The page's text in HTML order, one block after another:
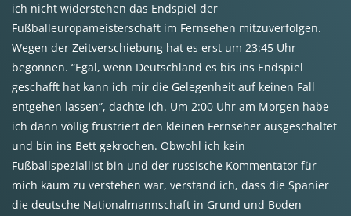
ich nicht widerstehen das Endspiel der
Fußballeuropameisterschaft im Fernsehen mitzuverfolgen.
Wegen der Zeitverschiebung hat es erst um 23:45 Uhr
begonnen. “Egal, wenn Deutschland es bis ins Endspiel
geschafft hat kann ich mir die Gelegenheit auf keinen Fall
entgehen lassen”, dachte ich. Um 2:00 Uhr am Morgen habe
ich dann völlig frustriert den kleinen Fernseher ausgeschaltet
und bin ins Bett gekrochen. Obwohl ich kein
Fußballspeziallist bin und der russische Kommentator für
mich kaum zu verstehen war, verstand ich, dass die Spanier
die deutsche Nationalmannschaft in Grund und Boden